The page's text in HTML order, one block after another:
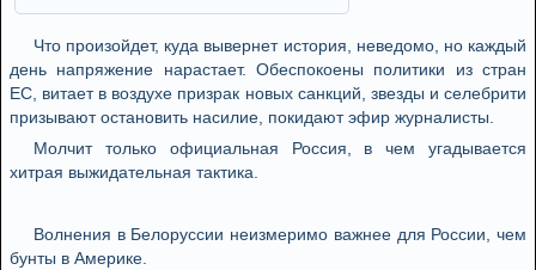
Что произойдет, куда вывернет история, неведомо, но каждый
день напряжение нарастает. Обеспокоены политики из стран
ЕС, витает в воздухе призрак новых санкций, звезды и селебрити
призывают остановить насилие, покидают эфир журналисты.
Молчит только официальная Россия, в чем угадывается
хитрая выжидательная тактика.
Волнения в Белоруссии неизмеримо важнее для России, чем
бунты в Америке.